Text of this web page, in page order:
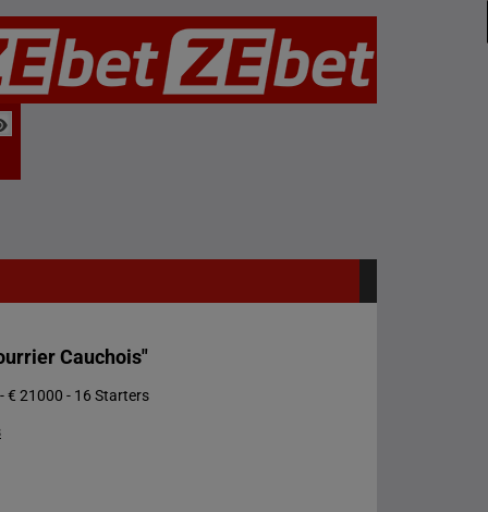
Cauchois"
€ 21000 - 16 Starters